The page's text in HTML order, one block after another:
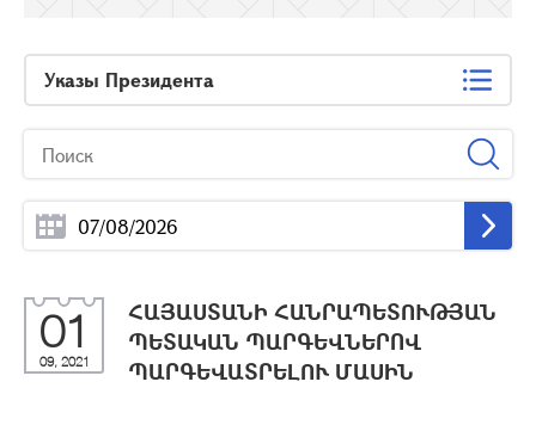
Указы Президента
01
09, 2021
ՀԱՅԱՍՏԱՆԻ ՀԱՆՐԱՊԵՏՈՒԹՅԱՆ
ՊԵՏԱԿԱՆ ՊԱՐԳԵՎՆԵՐՈՎ
ՊԱՐԳԵՎԱՏՐԵԼՈՒ ՄԱՍԻՆ